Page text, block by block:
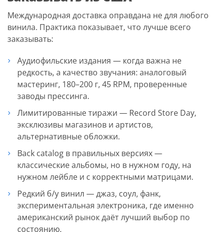
Международная доставка оправдана не для любого
винила. Практика показывает, что лучше всего
заказывать:
Аудиофильские издания — когда важна не
редкость, а качество звучания: аналоговый
мастеринг, 180–200 г, 45 RPM, проверенные
заводы прессинга.
Лимитированные тиражи — Record Store Day,
эксклюзивы магазинов и артистов,
альтернативные обложки.
Back catalog в правильных версиях —
классические альбомы, но в нужном году, на
нужном лейбле и с корректными матрицами.
Редкий б/у винил — джаз, соул, фанк,
экспериментальная электроника, где именно
американский рынок даёт лучший выбор по
состоянию.